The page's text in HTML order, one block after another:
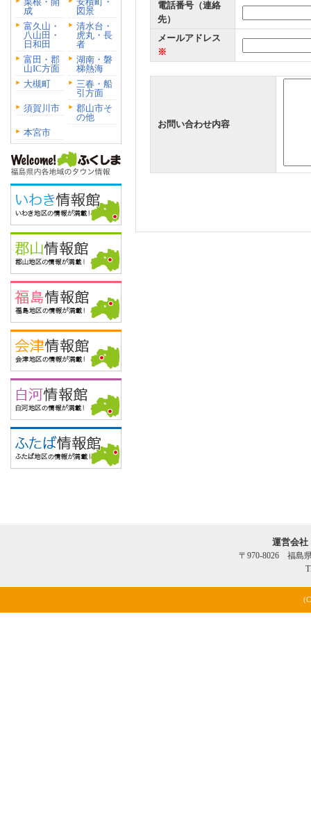
成
図景
富久山・
八山田・
日和田
清水台・
虎丸・長
者
富田・郡
山IC方面
湖南・磐
梯熱海
大槻町
三春・船
引方面
須賀川市
郡山市そ
の他
本宮市
電話番号（連絡
先）
メールアドレス
※
お問い合わせ内容
運営会
〒970-8026 福島